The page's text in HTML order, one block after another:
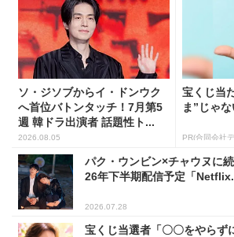
ソ・ジソブからイ・ドンウク
へ首位バトンタッチ！7月第5
週 韓ドラ出演者 話題性ト...
2026.08.05
宝くじ当
ま”じゃ
PR(合同会社
パク・ウンビン×チャウヌに
26年下半期配信予定「
2026.07.28
宝くじ当選者「〇〇をやらず